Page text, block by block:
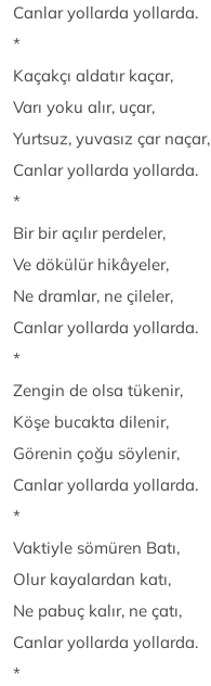
Canlar yollarda yollarda.
*
Kaçakçı aldatır kaçar,
Varı yoku alır, uçar,
Yurtsuz, yuvasız çar naçar,
Canlar yollarda yollarda.
*
Bir bir açılır perdeler,
Ve dökülür hikâyeler,
Ne dramlar, ne çileler,
Canlar yollarda yollarda.
*
Zengin de olsa tükenir,
Köşe bucakta dilenir,
Görenin çoğu söylenir,
Canlar yollarda yollarda.
*
Vaktiyle sömüren Batı,
Olur kayalardan katı,
Ne pabuç kalır, ne çatı,
Canlar yollarda yollarda.
*